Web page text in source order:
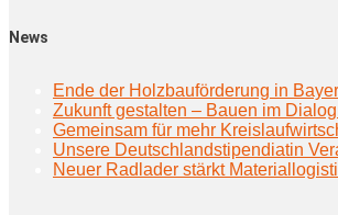
News
Ende der Holzbauförderung in
Zukunft gestalten – Bauen im
Gemeinsam für mehr
Unsere Deutschlandstipendiatin
Neuer Radlader stärkt